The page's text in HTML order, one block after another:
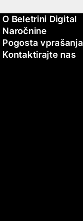
O Beletrini Digital
Naročnine
Pogosta vprašanja
Kontaktirajte nas